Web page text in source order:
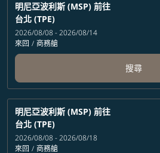
明尼亞波利斯 (MSP) 前往
台北 (TPE)
2026/08/08 - 2026/08/14
來回 / 商務艙
搜尋
明尼亞波利斯 (MSP) 前往
台北 (TPE)
2026/08/08 - 2026/08/18
來回 / 商務艙